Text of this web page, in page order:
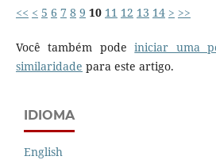
<< < 5 6 7 8 9 10 11 12 13 14 > >>
Você também podeiniciar uma
similaridade para este artigo.
IDIOMA
English